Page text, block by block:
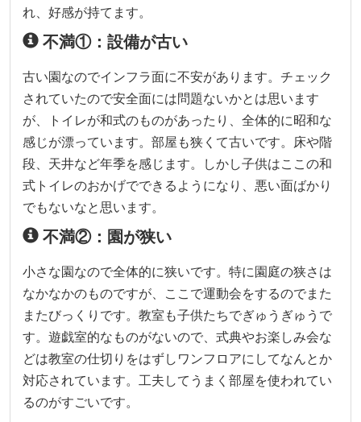
れ、好感が持てます。
不満①：設備が古い
古い園なのでインフラ面に不安があります。チェック
されていたので安全面には問題ないかとは思います
が、トイレが和式のものがあったり、全体的に昭和な
感じが漂っています。部屋も狭くて古いです。床や階
段、天井など年季を感じます。しかし子供はここの和
式トイレのおかげでできるようになり、悪い面ばかり
でもないなと思います。
不満②：園が狭い
小さな園なので全体的に狭いです。特に園庭の狭さは
なかなかのものですが、ここで運動会をするのでまた
またびっくりです。教室も子供たちでぎゅうぎゅうで
す。遊戯室的なものがないので、式典やお楽しみ会な
どは教室の仕切りをはずしワンフロアにしてなんとか
対応されています。工夫してうまく部屋を使われてい
るのがすごいです。